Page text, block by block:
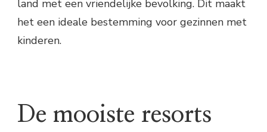
land met een vriendelijke bevolking. Dit maakt
het een ideale bestemming voor gezinnen met
kinderen.
De mooiste resorts